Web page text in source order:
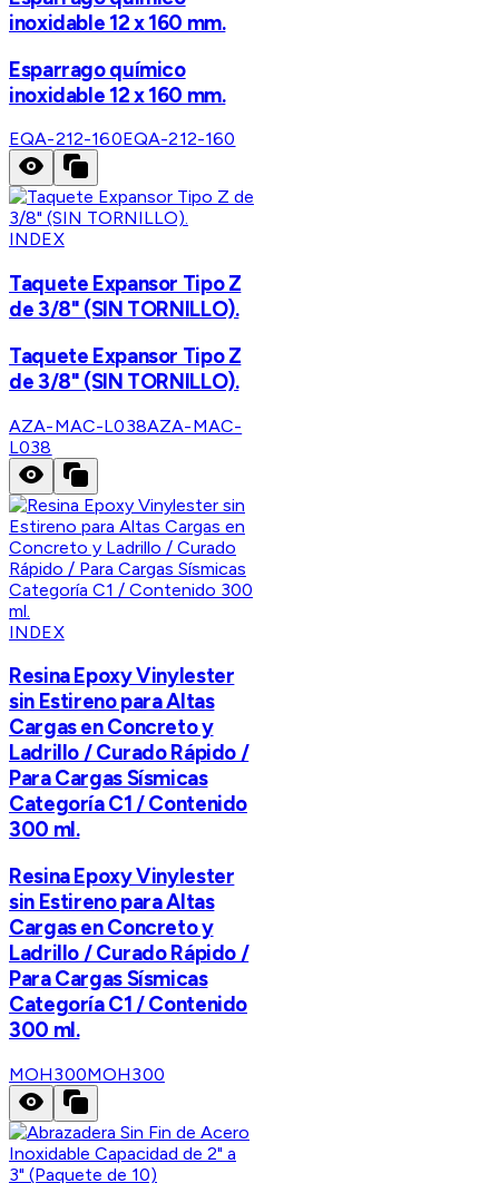
inoxidable 12 x 160 mm.
Esparrago químico
inoxidable 12 x 160 mm.
EQA-212-160EQA-212-160
INDEX
Taquete Expansor Tipo Z
de 3/8" (SIN TORNILLO).
Taquete Expansor Tipo Z
de 3/8" (SIN TORNILLO).
AZA-MAC-L038AZA-MAC-
L038
INDEX
Resina Epoxy Vinylester
sin Estireno para Altas
Cargas en Concreto y
Ladrillo / Curado Rápido /
Para Cargas Sísmicas
Categoría C1 / Contenido
300 ml.
Resina Epoxy Vinylester
sin Estireno para Altas
Cargas en Concreto y
Ladrillo / Curado Rápido /
Para Cargas Sísmicas
Categoría C1 / Contenido
300 ml.
MOH300MOH300